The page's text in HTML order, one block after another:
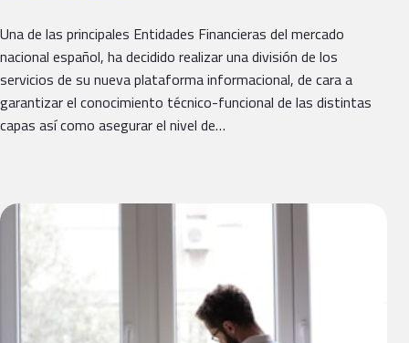
Una de las principales Entidades Financieras del mercado
nacional español, ha decidido realizar una división de los
servicios de su nueva plataforma informacional, de cara a
garantizar el conocimiento técnico-funcional de las distintas
capas así como asegurar el nivel de…